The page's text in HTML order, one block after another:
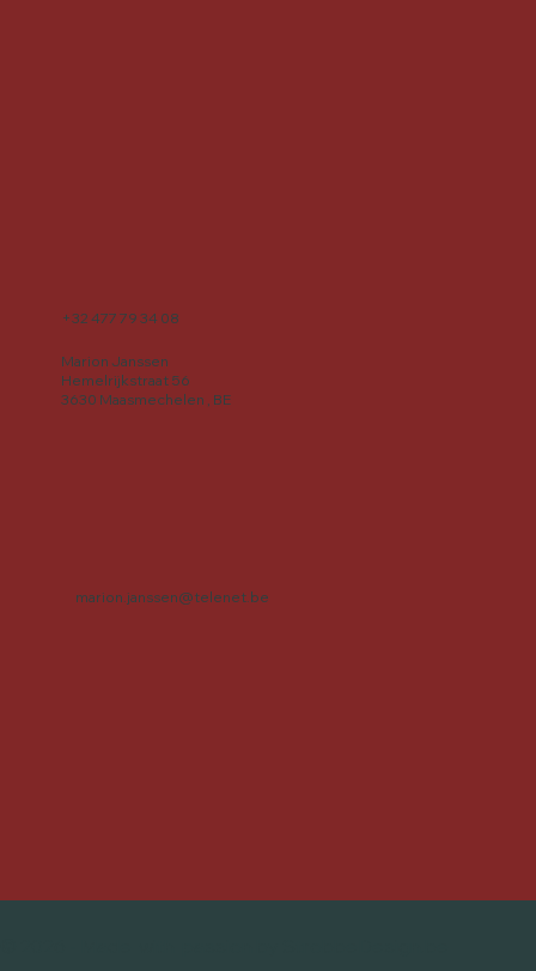
+32 477 79 34 08
Marion Janssen
Hemelrijkstraat 56
3630 Maasmechelen , BE
marion.janssen@telenet.be